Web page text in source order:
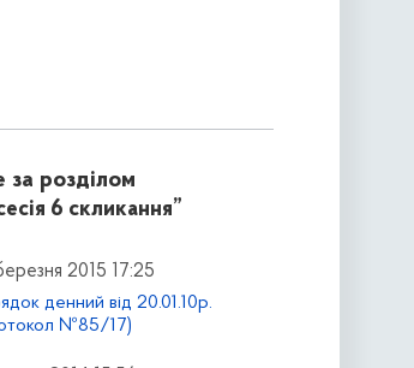
розділом
6 скликання”
2015 17:25
денний від 20.01.10р.
№85/17)